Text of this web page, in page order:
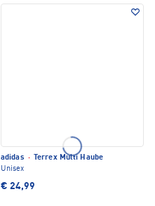
adidas ·
Terrex Multi Haube
Unisex
€ 24,99